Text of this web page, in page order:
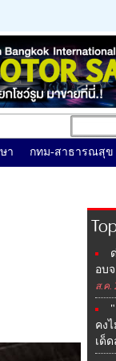
า กทม-สาธารณสุข
อบ
ส.ค.
คง
เด็